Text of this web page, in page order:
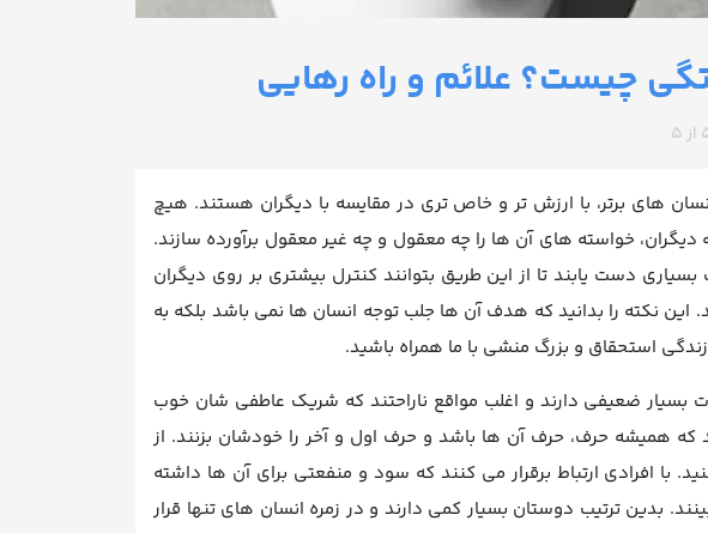
چیست؟ علائم و راه رهایی
5
های برتر، با ارزش تر و خاص تری در مقایسه با دیگران هستند. هیچ
دیگران، خواسته های آن ها را چه معقول و چه غیر معقول برآورده سازند.
دست یابند تا از این طریق بتوانند کنترل بیشتری بر روی دیگران
نکته را بدانید که هدف آن ها جلب توجه انسان ها نمی باشد بلکه به
استحقاق و بزرگ منشی با ما همراه باشید.
بسیار ضعیفی دارند و اغلب مواقع ناراحتند که شریک عاطفی شان خوب
همیشه حرف، حرف آن ها باشد و حرف اول و آخر را خودشان بزنند. از
افرادی ارتباط برقرار می کنند که سود و منفعتی برای آن ها داشته
بدین ترتیب دوستان بسیار کمی دارند و در زمره انسان های تنها قرار